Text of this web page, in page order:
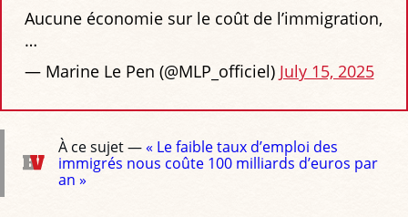
Aucune économie sur le coût de l’immigration,
…
— Marine Le Pen (@MLP_officiel) July 15, 2025
À ce sujet —« Le faible taux d’emploi des
immigrés nous coûte 100 milliards d’euros par
an »